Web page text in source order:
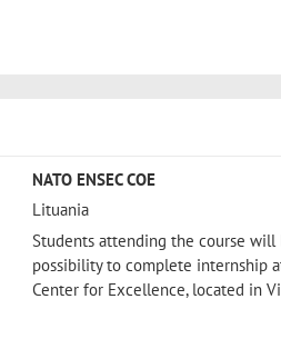
NATO ENSEC COE
Lituania
Students attending the course
possibility to complete internship
Center for Excellence, located in